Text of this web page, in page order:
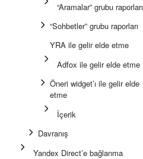
“Aramalar” grubu raporları
“Sohbetler” grubu raporları
YRA ile gelir elde etme
Adfox ile gelir elde etme
Öneri widget’ı ile gelir elde
etme
İçerik
Davranış
Yandex Direct’e bağlanma